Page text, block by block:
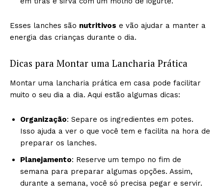
Esses lanches são nutritivos e vão ajudar a manter a
energia das crianças durante o dia.
Dicas para Montar uma Lancharia Prática
Montar uma lancharia prática em casa pode facilitar
muito o seu dia a dia. Aqui estão algumas dicas:
Organização: Separe os ingredientes em potes.
Isso ajuda a ver o que você tem e facilita na hora de
preparar os lanches.
Planejamento: Reserve um tempo no fim de
semana para preparar algumas opções. Assim,
durante a semana, você só precisa pegar e servir.